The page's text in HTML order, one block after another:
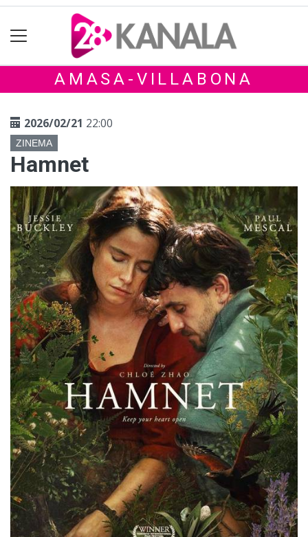
AMASA-VILLABONA
2026/02/21 22:00
ZINEMA
Hamnet